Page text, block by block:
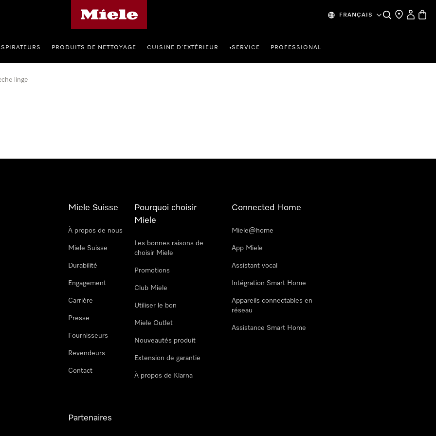
FRANÇAIS SearchFind a store
My
PRODUITS DE NETTOYAGE CUISINE D’EXTÉRIEUR •SERVICE PROFESSIONAL
linge
Miele Suisse
À propos de nous
Miele Suisse
Durabilité
Engagement
Carrière
Presse
Fournisseurs
Revendeurs
Contact
Pourquoi choisir
Miele
Les bonnes raisons de
choisir Miele
Promotions
Club Miele
Utiliser le bon
Miele Outlet
Nouveautés produit
Extension de garantie
À propos de Klarna
Connected Home
Miele@home
App Miele
Assistant vocal
Intégration Smart Home
Appareils connectables en
réseau
Assistance Smart Home
Partenaires